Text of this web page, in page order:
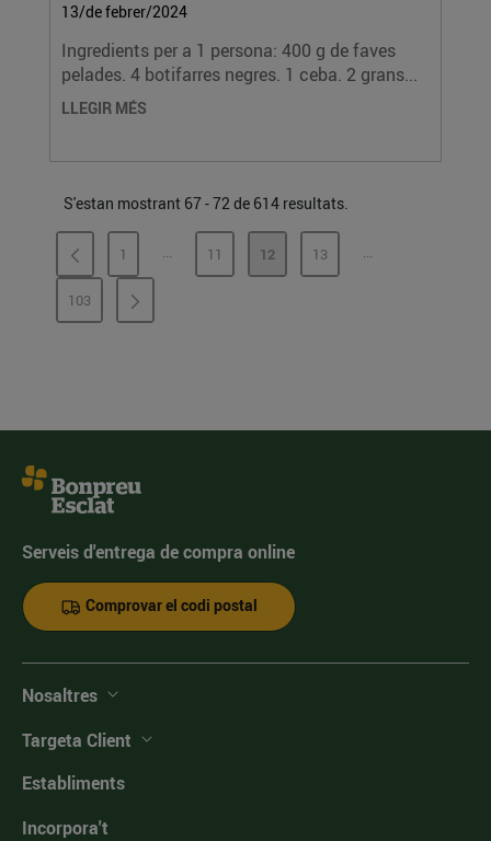
13/de febrer/2024
Ingredients per a 1 persona: 400 g de faves
pelades. 4 botifarres negres. 1 ceba. 2 grans...
LLEGIR MÉS
S'estan mostrant 67 - 72 de 614 resultats.
PÀGINA
1 ...PÀGINES INTERMÈDIES
PÀGINA
11 PÀGINA
12 PÀGINA
13 ...PÀGINES
PÀGINA
103
Serveis d'entrega de compra online
Comprovar el codi postal
Nosaltres
Targeta Client
Establiments
Incorpora't